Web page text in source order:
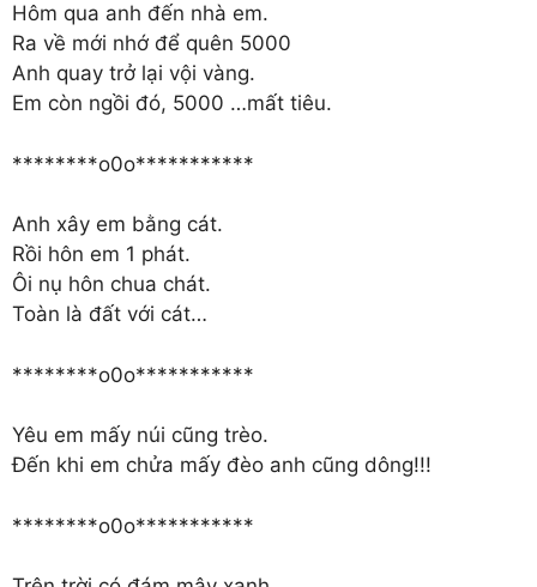
Hôm qua anh đến nhà em.
Ra về mới nhớ để quên 5000
Anh quay trở lại vội vàng.
Em còn ngồi đó, 5000 …mất tiêu.
********o0o***********
Anh xây em bằng cát.
Rồi hôn em 1 phát.
Ôi nụ hôn chua chát.
Toàn là đất với cát…
********o0o***********
Yêu em mấy núi cũng trèo.
Đến khi em chửa mấy đèo anh cũng dông!!!
********o0o***********